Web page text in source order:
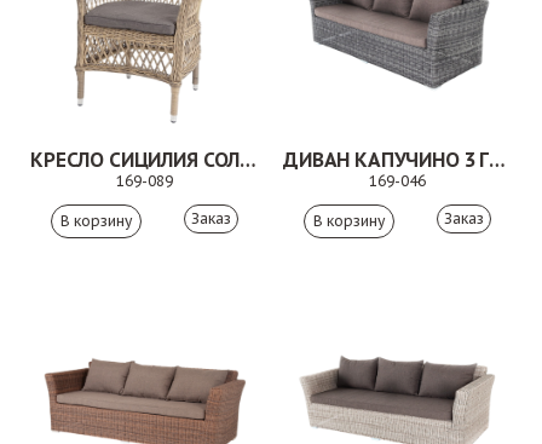
КРЕСЛО СИЦИЛИЯ СОЛОМЕННЫЙ
169-089
Заказ
ДИВАН КАПУЧИНО 3 ГРАФИТ
169-046
Заказ